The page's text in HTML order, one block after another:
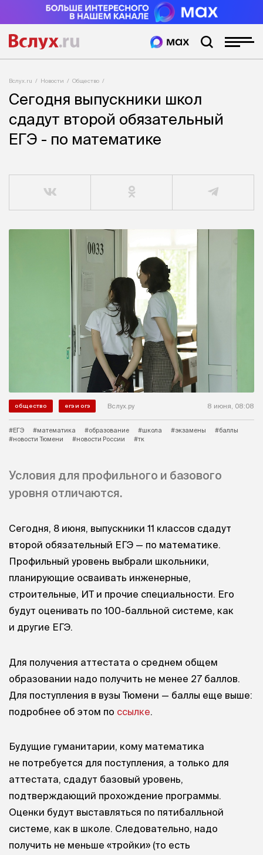
Вслух.ru Новости Общество
Сегодня выпускники школ
сдадут второй обязательный
ЕГЭ - по математике
общество егэ и огэ Вслух.ру 8 июня, 08:08
#ЕГЭ #математика #образование #школа #экзамены
#баллы
#новости Тюмени
#новости России #тк
Условия для профильного и базового
уровня отличаются.
Сегодня, 8 июня, выпускники 11 классов сдадут
второй обязательный ЕГЭ — по математике.
Профильный уровень выбрали школьники,
планирующие осваивать инженерные,
строительные, ИТ и прочие специальности. Его
будут оценивать по 100-балльной системе, как
и другие ЕГЭ.
Для получения аттестата о среднем общем
образовании надо получить не менее 27 баллов.
Для поступления в вузы Тюмени — баллы еще выше:
подробнее об этом по ссылке
Будущие гуманитарии, кому математика
не потребуется для поступления, а только для
аттестата, сдадут базовый уровень,
подтверждающий прохождение программы.
Оценки будут выставляться по пятибалльной
системе, как в школе. Следовательно, надо
получить не меньше «тройки» (то есть